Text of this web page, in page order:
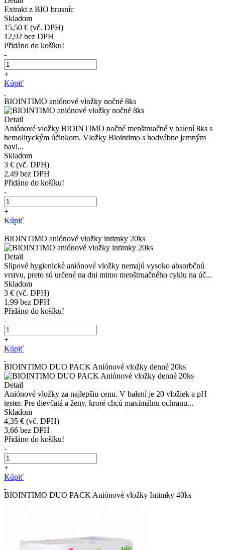
Extrakt z BIO brusníc
Skladom
15,50 € (vč. DPH)
12,92 bez DPH
Přidáno do košíku!
-
+
Kúpiť
BIOINTIMO aniónové vložky nočné 8ks
Detail
Aniónové vložky BIOINTIMO nočné menštruačné v balení 8ks s
hemolityckým účinkom. Vložky Biointimo s hodvábne jemným
bavl...
Skladom
3 € (vč. DPH)
2,49 bez DPH
Přidáno do košíku!
-
+
Kúpiť
BIOINTIMO aniónové vložky intimky 20ks
Detail
Slipové hygienické aniónové vložky nemajú vysoko absorbčnú
vrstvu, preto sú určené na dni mimo menštruačného cyklu na úč...
Skladom
3 € (vč. DPH)
1,99 bez DPH
Přidáno do košíku!
-
+
Kúpiť
BIOINTIMO DUO PACK Aniónové vložky denné 20ks
Detail
Aniónové vložky za najlepšiu cenu. V balení je 20 vložiek a pH
tester. Pre dievčatá a ženy, kroré chcú maximálnu ochranu...
Skladom
4,35 € (vč. DPH)
3,66 bez DPH
Přidáno do košíku!
-
+
Kúpiť
BIOINTIMO DUO PACK Aniónové vložky Intimky 40ks